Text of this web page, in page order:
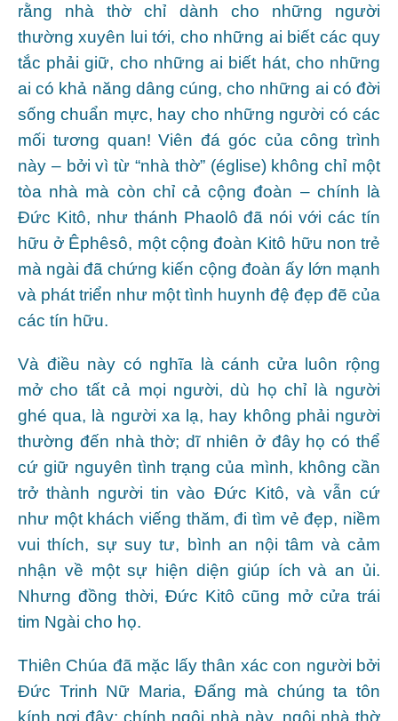
rằng nhà thờ chỉ dành cho những người
thường xuyên lui tới, cho những ai biết các quy
tắc phải giữ, cho những ai biết hát, cho những
ai có khả năng dâng cúng, cho những ai có đời
sống chuẩn mực, hay cho những người có các
mối tương quan! Viên đá góc của công trình
này – bởi vì từ “nhà thờ” (église) không chỉ một
tòa nhà mà còn chỉ cả cộng đoàn – chính là
Đức Kitô, như thánh Phaolô đã nói với các tín
hữu ở Êphêsô, một cộng đoàn Kitô hữu non trẻ
mà ngài đã chứng kiến cộng đoàn ấy lớn mạnh
và phát triển như một tình huynh đệ đẹp đẽ của
các tín hữu.
Và điều này có nghĩa là cánh cửa luôn rộng
mở cho tất cả mọi người, dù họ chỉ là người
ghé qua, là người xa lạ, hay không phải người
thường đến nhà thờ; dĩ nhiên ở đây họ có thể
cứ giữ nguyên tình trạng của mình, không cần
trở thành người tin vào Đức Kitô, và vẫn cứ
như một khách viếng thăm, đi tìm vẻ đẹp, niềm
vui thích, sự suy tư, bình an nội tâm và cảm
nhận về một sự hiện diện giúp ích và an ủi.
Nhưng đồng thời, Đức Kitô cũng mở cửa trái
tim Ngài cho họ.
Thiên Chúa đã mặc lấy thân xác con người bởi
Đức Trinh Nữ Maria, Đấng mà chúng ta tôn